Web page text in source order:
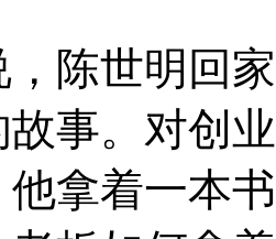
世明回家
事。对创
拿着一本